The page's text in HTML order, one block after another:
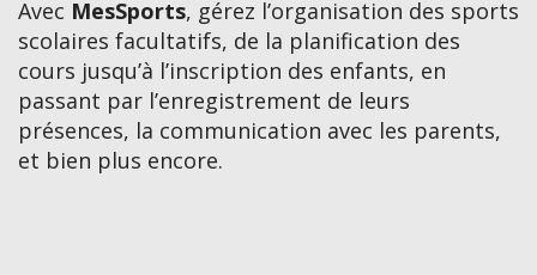
Avec MesSports, gérez l’organisation des sports
scolaires facultatifs, de la planification des
cours jusqu’à l’inscription des enfants, en
passant par l’enregistrement de leurs
présences, la communication avec les parents,
et bien plus encore.